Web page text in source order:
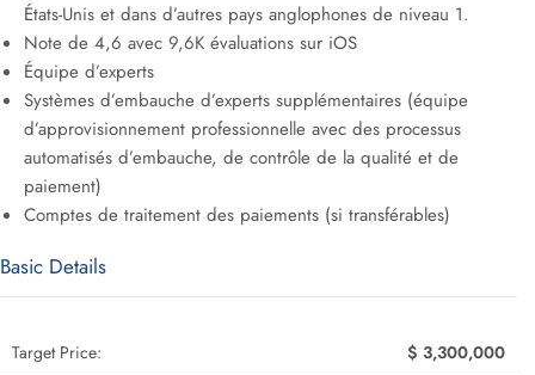
États-Unis et dans d’autres pays anglophones de niveau 1.
Note de 4,6 avec 9,6K évaluations sur iOS
Équipe d’experts
Systèmes d’embauche d’experts supplémentaires (équipe
d’approvisionnement professionnelle avec des processus
automatisés d’embauche, de contrôle de la qualité et de
paiement)
Comptes de traitement des paiements (si transférables)
Basic Details
Target Price: $ 3,300,000